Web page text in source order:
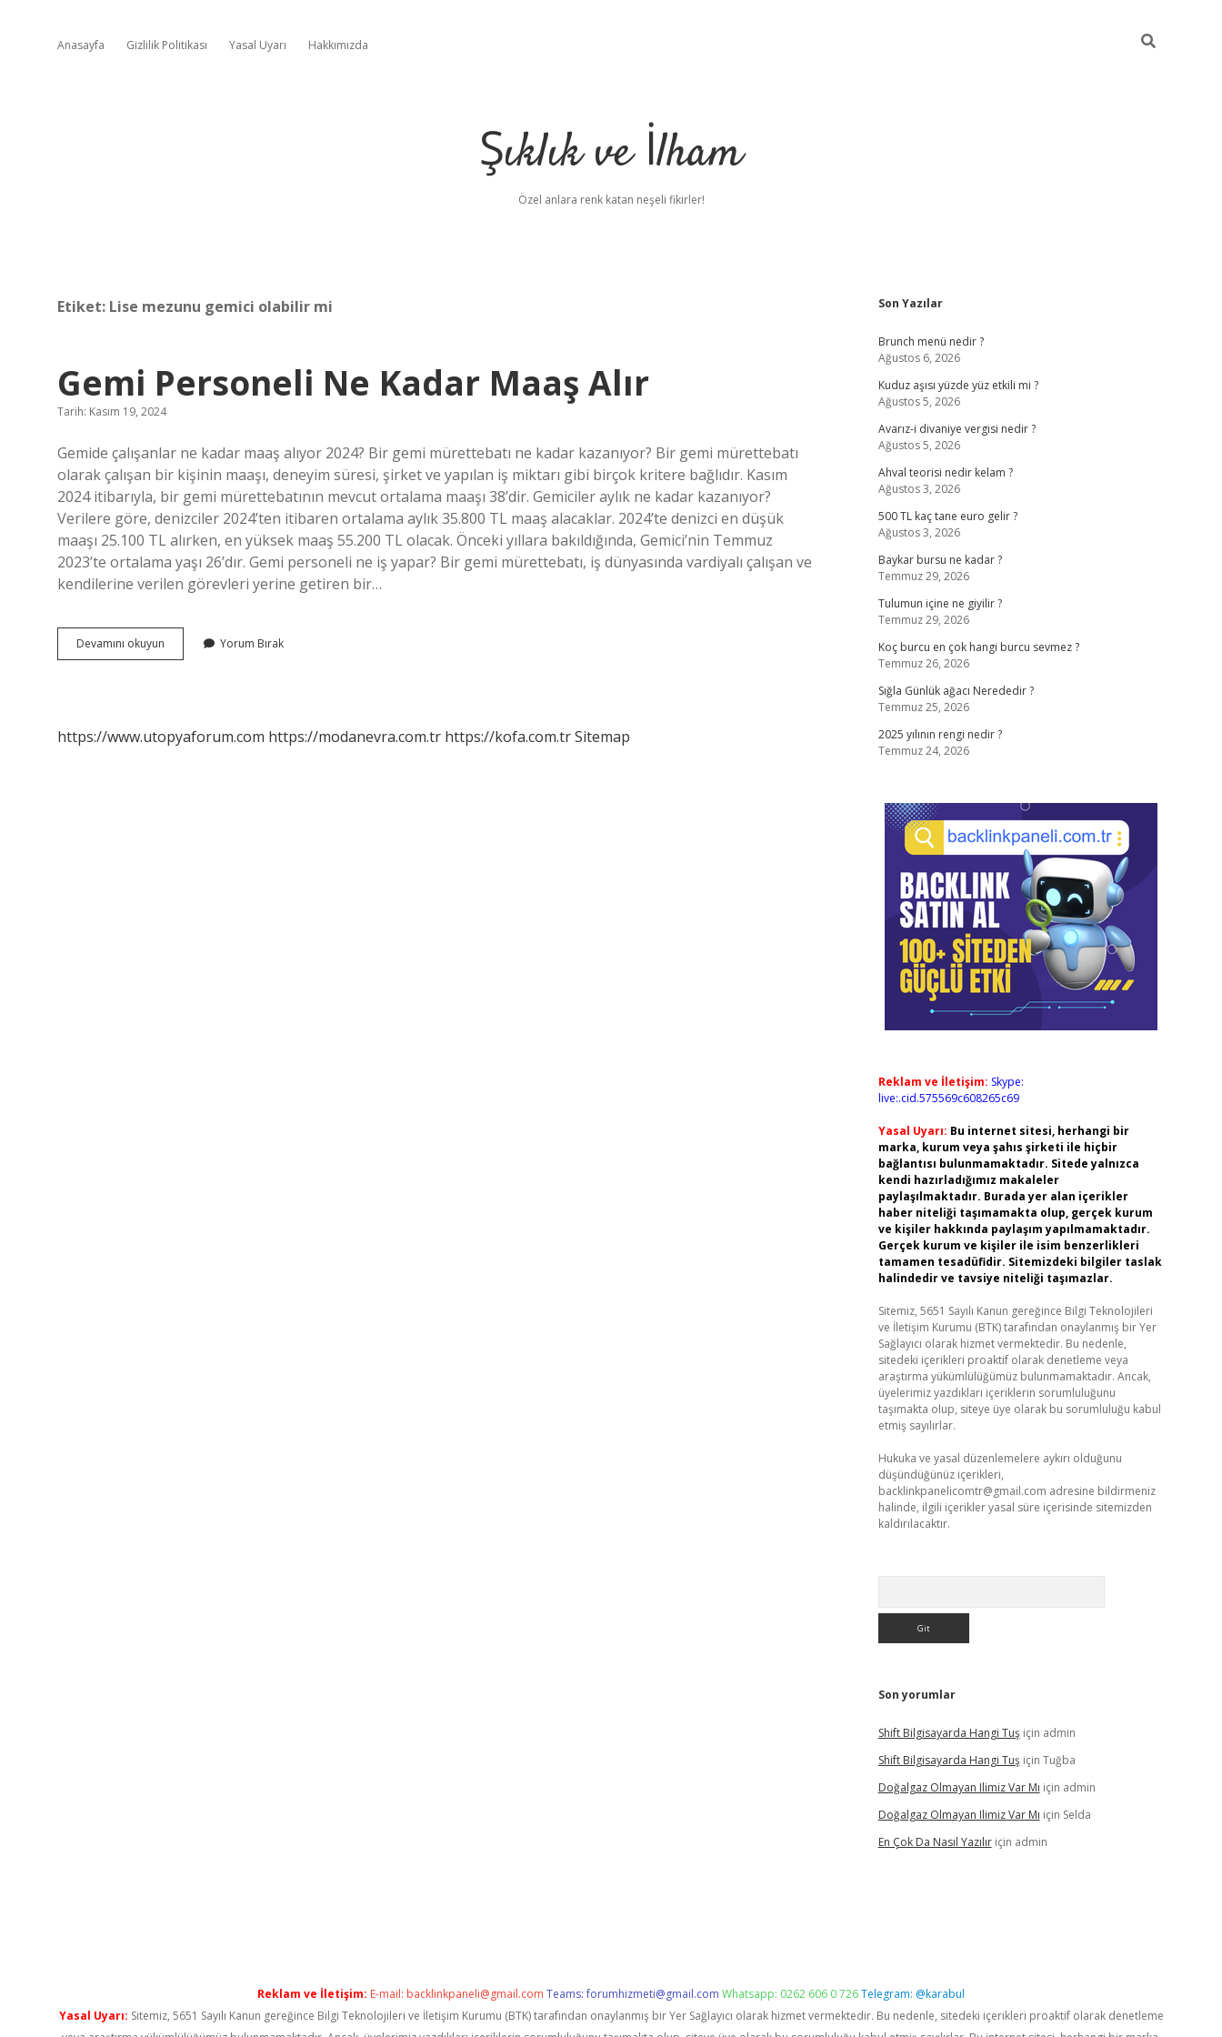
Anasayfa Gizlilik Politikası Yasal Uyarı Hakkımızda
Şıklık ve İlham
Özel anlara renk katan neşeli fikirler!
Etiket: Lise mezunu gemici olabilir mi
Gemi Personeli Ne Kadar Maaş Alır
Tarih: Kasım 19, 2024
Gemide çalışanlar ne kadar maaş alıyor 2024? Bir gemi mürettebatı ne kadar kazanıyor? Bir gemi mürettebatı
olarak çalışan bir kişinin maaşı, deneyim süresi, şirket ve yapılan iş miktarı gibi birçok kritere bağlıdır. Kasım
2024 itibarıyla, bir gemi mürettebatının mevcut ortalama maaşı 38’dir. Gemiciler aylık ne kadar kazanıyor?
Verilere göre, denizciler 2024’ten itibaren ortalama aylık 35.800 TL maaş alacaklar. 2024’te denizci en düşük
maaşı 25.100 TL alırken, en yüksek maaş 55.200 TL olacak. Önceki yıllara bakıldığında, Gemici’nin Temmuz
2023’te ortalama yaşı 26’dır. Gemi personeli ne iş yapar? Bir gemi mürettebatı, iş dünyasında vardiyalı çalışan ve
kendilerine verilen görevleri yerine getiren bir…
Devamını okuyun
Personeli
Yorum Bırak
https://www.utopyaforum.com https://modanevra.com.tr https://kofa.com.trSitemap
Sidebar
Son Yazılar
Brunch menü nedir ?
Ağustos 6, 2026
Kuduz aşısı yüzde yüz etkili mi ?
Ağustos 5, 2026
Avarız-i divaniye vergisi nedir ?
Ağustos 5, 2026
Ahval teorisi nedir kelam ?
Ağustos 3, 2026
500 TL kaç tane euro gelir ?
Ağustos 3, 2026
Baykar bursu ne kadar ?
Temmuz 29, 2026
Tulumun içine ne giyilir ?
Temmuz 29, 2026
Koç burcu en çok hangi burcu sevmez ?
Temmuz 26, 2026
Sığla Günlük ağacı Nerededir ?
Temmuz 25, 2026
2025 yılının rengi nedir ?
Temmuz 24, 2026
Reklam ve İletişim: Skype:
live:.cid.575569c608265c69
Yasal Uyarı: Bu internet sitesi, herhangi bir
marka, kurum veya şahıs şirketi ile hiçbir
bağlantısı bulunmamaktadır. Sitede yalnızca
kendi hazırladığımız makaleler
paylaşılmaktadır. Burada yer alan içerikler
haber niteliği taşımamakta olup, gerçek kurum
ve kişiler hakkında paylaşım yapılmamaktadır.
Gerçek kurum ve kişiler ile isim benzerlikleri
tamamen tesadüfidir. Sitemizdeki bilgiler taslak
halindedir ve tavsiye niteliği taşımazlar.
Sitemiz, 5651 Sayılı Kanun gereğince Bilgi Teknolojileri
ve İletişim Kurumu (BTK) tarafından onaylanmış bir Yer
Sağlayıcı olarak hizmet vermektedir. Bu nedenle,
sitedeki içerikleri proaktif olarak denetleme veya
araştırma yükümlülüğümüz bulunmamaktadır. Ancak,
üyelerimiz yazdıkları içeriklerin sorumluluğunu
taşımakta olup, siteye üye olarak bu sorumluluğu kabul
etmiş sayılırlar.
Hukuka ve yasal düzenlemelere aykırı olduğunu
düşündüğünüz içerikleri,
backlinkpanelicomtr@gmail.com adresine bildirmeniz
halinde, ilgili içerikler yasal süre içerisinde sitemizden
kaldırılacaktır.
Son yorumlar
Shift Bilgisayarda Hangi Tuşiçin admin
Shift Bilgisayarda Hangi Tuşiçin Tuğba
Doğalgaz Olmayan Ilimiz Var Mı için admin
Doğalgaz Olmayan Ilimiz Var Mı için Selda
En Çok Da Nasıl Yazılıriçin admin
Reklam ve İletişim: E-mail: backlinkpaneli@gmail.com Teams:forumhizmeti@gmail.com Whatsapp: 0262 606 0 726Telegram: @karabul
Yasal Uyarı: Sitemiz, 5651 Sayılı Kanun gereğince Bilgi Teknolojileri ve İletişim Kurumu (BTK) tarafından onaylanmış bir Yer Sağlayıcı olarak hizmet vermektedir. Bu nedenle, sitedeki içerikleri proaktif olarak denetleme